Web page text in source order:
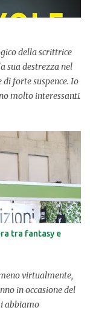
della scrittrice
sua destrezza nel
forte suspence. Io
molto interessanti
divorare, pagina
così da
dalla doppia
PROTAGONISTA
molto bene; a fasi
che ora si fa
nascondere e una
di chi
arriva la...
tra fantasy e
virtualmente,
in occasione del
abbiamo